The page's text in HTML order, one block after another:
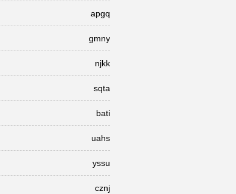
apgq
gmny
njkk
sqta
bati
uahs
yssu
cznj